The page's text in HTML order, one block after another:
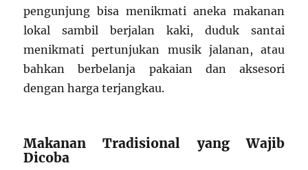
pengunjung bisa menikmati aneka makanan
lokal sambil berjalan kaki, duduk santai
menikmati pertunjukan musik jalanan, atau
bahkan berbelanja pakaian dan aksesori
dengan harga terjangkau.
Makanan Tradisional yang Wajib
Dicoba